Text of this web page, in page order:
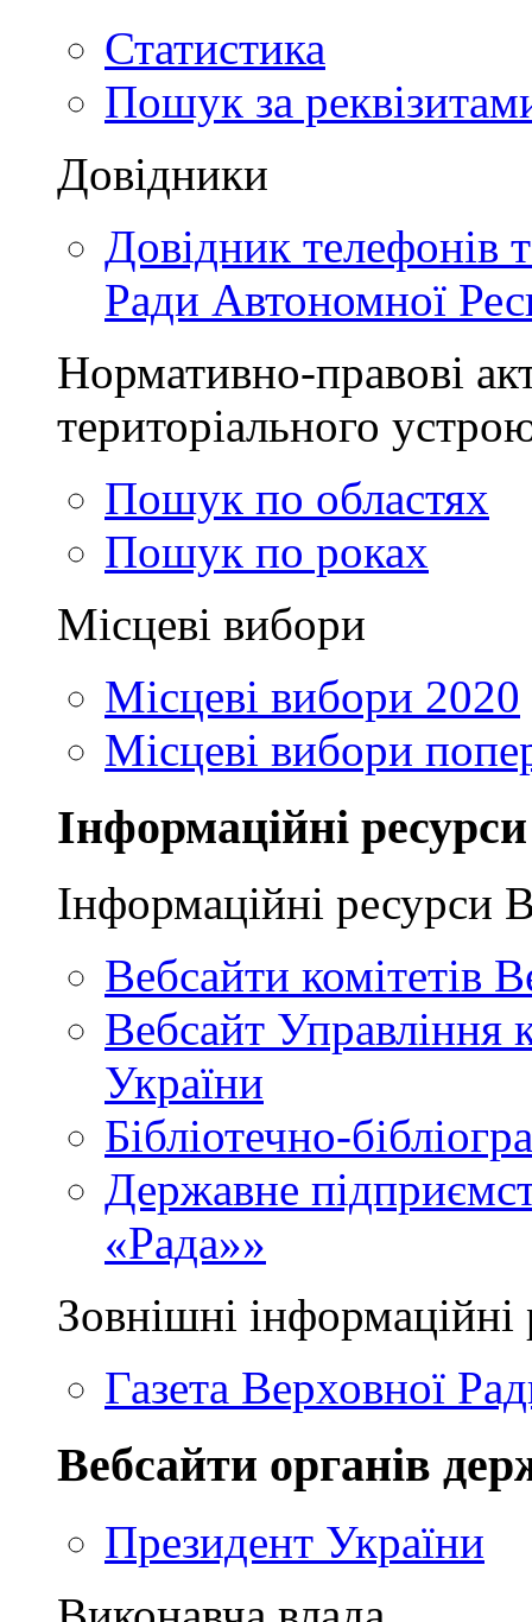
Статистика
Пошук за
Довідники
Довідник телефонів
Ради Автономної
Нормативно-правові
територіального
Пошук по областях
Пошук по роках
Місцеві вибори
Місцеві вибори 2020
Місцеві вибори
Інформаційні ресурси
Інформаційні ресурси
Вебсайти комітетів
Вебсайт Управління
України
Бібліотечно-
Державне
«Рада»»
Зовнішні інформаційні
Газета Верховної
Вебсайти органів
Президент України